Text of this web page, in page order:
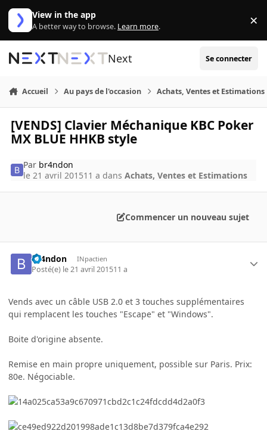
Aller au contenu
View in the app
A better way to browse. Learn more. ×
Next Se connecter
Accueil Au pays de l'occasion Achats, Ventes et Estimations
[VENDS] Clavier Méchanique KBC Poker
MX BLUE HHKB style
Par br4ndon
le 21 avril 201511 a dansAchats, Ventes et Estimations
Commencer un nouveau sujet
br4ndon INpactien
Posté(e) le 21 avril 201511 a
Vends avec un câble USB 2.0 et 3 touches supplémentaires
qui remplacent les touches "Escape" et "Windows".
Boite d'origine absente.
Remise en main propre uniquement, possible sur Paris. Prix:
80e. Négociable.